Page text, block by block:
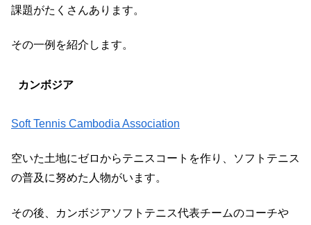
課題がたくさんあります。
その一例を紹介します。
カンボジア
Soft Tennis Cambodia Association
空いた土地にゼロからテニスコートを作り、ソフトテニス
の普及に努めた人物がいます。
その後、カンボジアソフトテニス代表チームのコーチや